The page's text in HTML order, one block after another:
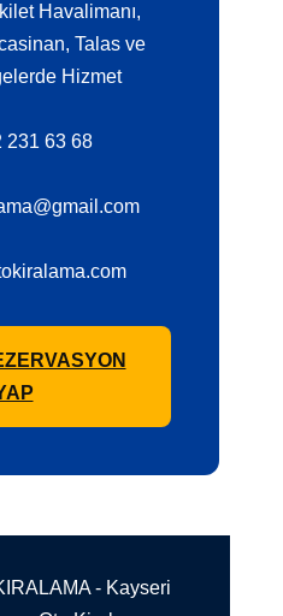
Havalimanı,
Talas ve
Hizmet
231 63 68
- Kayseri